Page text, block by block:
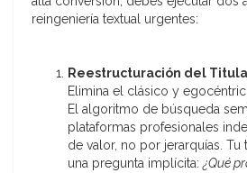
reingeniería textual urgentes:
Reestructuración del
Elimina el clásico y
El algoritmo de búsqueda
plataformas profesionales
de valor, no por jerarquías.
una pregunta implícita:¿Qué